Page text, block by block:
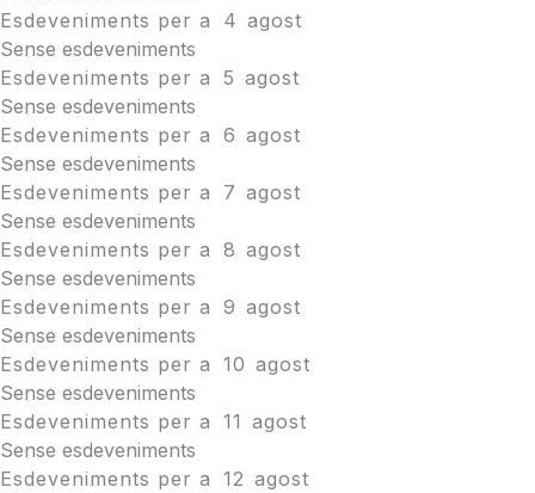
Esdeveniments per a
4 agost
Sense esdeveniments
Esdeveniments per a 5 agost
Sense esdeveniments
Esdeveniments per a 6 agost
Sense esdeveniments
Esdeveniments per a
7 agost
Sense esdeveniments
Esdeveniments per a 8 agost
Sense esdeveniments
Esdeveniments per a 9 agost
Sense esdeveniments
Esdeveniments per a 10 agost
Sense esdeveniments
Esdeveniments per a 11 agost
Sense esdeveniments
Esdeveniments per a 12 agost